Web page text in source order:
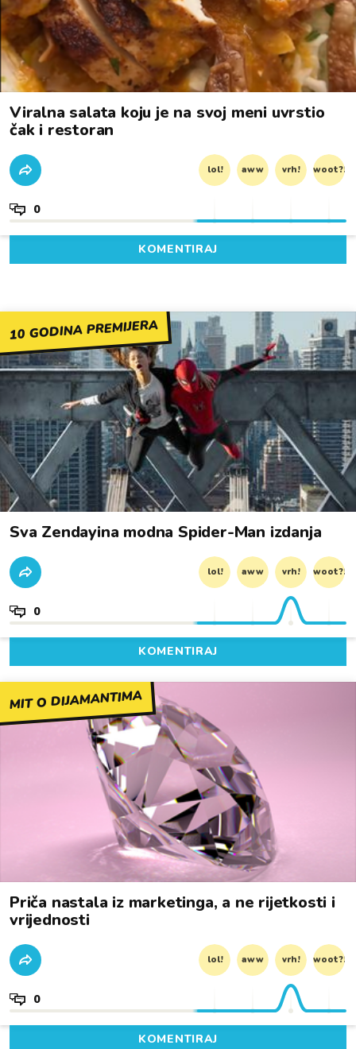
Viralna salata koju je na svoj meni uvrstio
čak i restoran
lol! aww vrh! woot?!
0
KOMENTIRAJ
10 GODINA PREMIJERA
Sva Zendayina modna Spider-Man izdanja
lol! aww vrh! woot?!
0
KOMENTIRAJ
MIT O DIJAMANTIMA
Priča nastala iz marketinga, a ne rijetkosti i
vrijednosti
lol! aww vrh! woot?!
0
KOMENTIRAJ